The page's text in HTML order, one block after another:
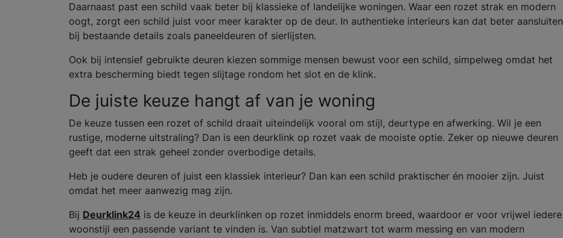
Daarnaast past een schild vaak beter bij klassieke of landelijke woningen. Waar een rozet strak en modern
oogt, zorgt een schild juist voor meer karakter op de deur. In authentieke interieurs kan dat beter aansluiten
bij bestaande details zoals paneeldeuren of sierlijsten.
Ook bij intensief gebruikte deuren kiezen sommige mensen bewust voor een schild, simpelweg omdat het
extra bescherming biedt tegen slijtage rondom het slot en de klink.
De juiste keuze hangt af van je woning
De keuze tussen een rozet of schild draait uiteindelijk vooral om stijl, deurtype en afwerking. Wil je een
rustige, moderne uitstraling? Dan is een deurklink op rozet vaak de mooiste optie. Zeker op nieuwe deuren
geeft dat een strak geheel zonder overbodige details.
Heb je oudere deuren of juist een klassiek interieur? Dan kan een schild praktischer én mooier zijn. Juist
omdat het meer aanwezig mag zijn.
Bij Deurklink24 is de keuze in deurklinken op rozet inmiddels enorm breed, waardoor er voor vrijwel iedere
woonstijl een passende variant te vinden is. Van subtiel matzwart tot warm messing en van modern